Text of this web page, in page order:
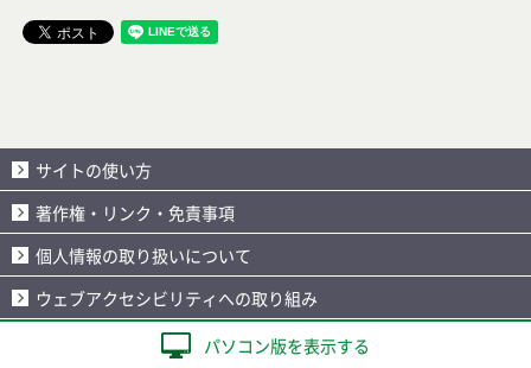
サイトの使い方
著作権・リンク・免責事項
個人情報の取り扱いについて
ウェブアクセシビリティへの取り組み
パソコン版を表示する